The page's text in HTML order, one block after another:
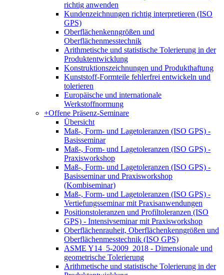
richtig anwenden
Kundenzeichnungen richtig interpretieren (ISO
GPS)
Oberflächenkenngrößen und
Oberflächenmesstechnik
Arithmetische und statistische Tolerierung in der
Produktentwicklung
Konstruktionszeichnungen und Produkthaftung
Kunststoff-Formteile fehlerfrei entwickeln und
tolerieren
Europäische und internationale
Werkstoffnormung
+Offene Präsenz-Seminare
Übersicht
Maß-, Form- und Lagetoleranzen (ISO GPS) -
Basisseminar
Maß-, Form- und Lagetoleranzen (ISO GPS) -
Praxisworkshop
Maß-, Form- und Lagetoleranzen (ISO GPS) -
Basisseminar und Praxisworkshop
(Kombiseminar)
Maß-, Form- und Lagetoleranzen (ISO GPS) -
Vertiefungsseminar mit Praxisanwendungen
Positionstoleranzen und Profiltoleranzen (ISO
GPS) - Intensivseminar mit Praxisworkshop
Oberflächenrauheit, Oberflächenkenngrößen und
Oberflächenmesstechnik (ISO GPS)
ASME Y14_5-2009_2018 - Dimensionale und
geometrische Tolerierung
Arithmetische und statistische Tolerierung in der